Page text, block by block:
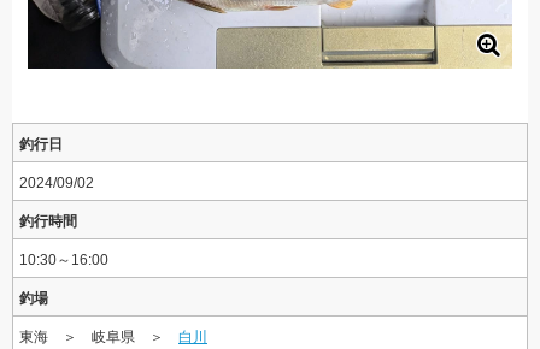
釣行日
2024/09/02
釣行時間
10:30～16:00
釣場
東海 ＞ 岐阜県 ＞ 白川